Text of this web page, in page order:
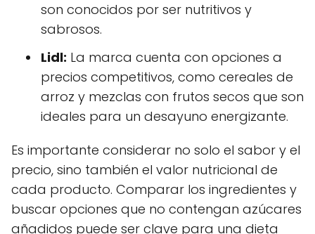
son conocidos por ser nutritivos y
sabrosos.
Lidl: La marca cuenta con opciones a
precios competitivos, como cereales de
arroz y mezclas con frutos secos que son
ideales para un desayuno energizante.
Es importante considerar no solo el sabor y el
precio, sino también el valor nutricional de
cada producto. Comparar los ingredientes y
buscar opciones que no contengan azúcares
añadidos puede ser clave para una dieta